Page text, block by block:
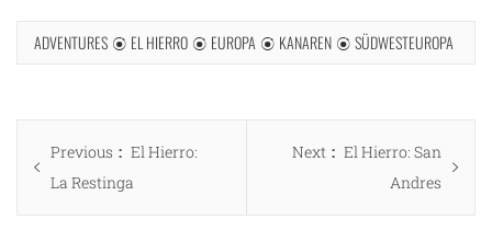
ADVENTURES EL HIERRO EUROPA KANAREN SÜDWESTEUROPA
Beitragsnavigation
Previous
Previous
post:
El Hierro:
La Restinga
Next
Next
El Hierro: San
Andres